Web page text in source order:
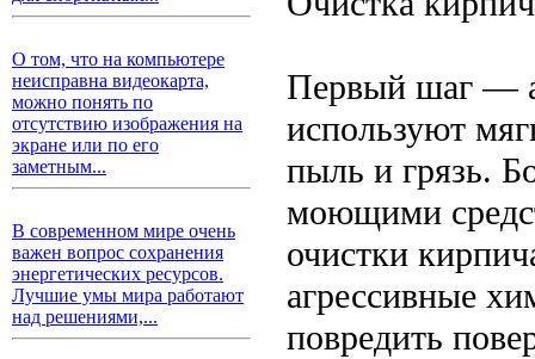
О том, что на компьютере
неисправна видеокарта,
можно понять по
отсутствию изображения на
экране или по его
заметным...
В современном мире очень
важен вопрос сохранения
энергетических ресурсов.
Лучшие умы мира работают
над решениями,...
Первый шаг —
используют
пыль и грязь.
моющими
очистки
агрессивные
повредить